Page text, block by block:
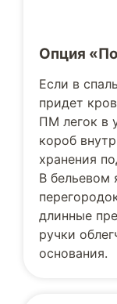
Опция
Если в
придет
ПМ легок в
короб
хранения
В бельевом
длинные
ручки
основания.